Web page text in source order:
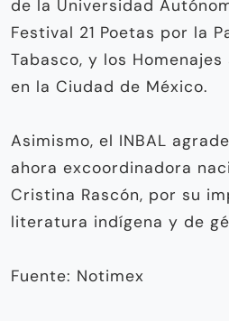
de la Universidad
Festival 21 Poetas por la
Tabasco, y los
en la Ciudad de México.
Asimismo, el INBAL
ahora excoordinadora
Cristina Rascón, por su
literatura indígena y de
Fuente: Notimex